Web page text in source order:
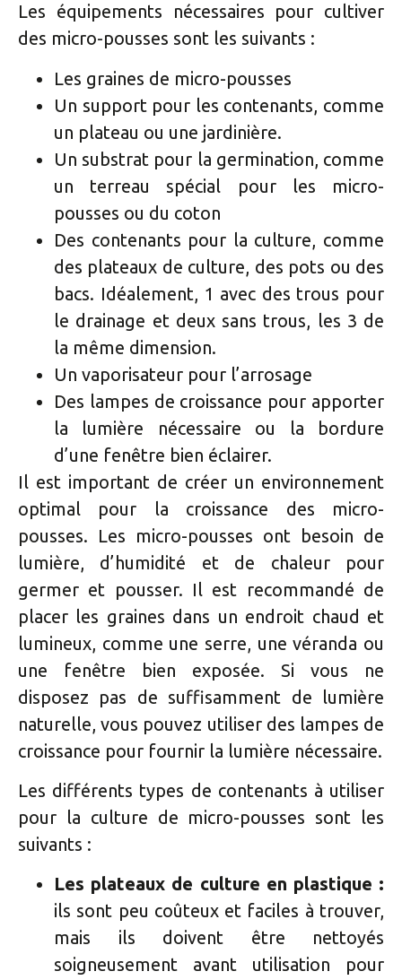
Les équipements nécessaires pour cultiver
des micro-pousses sont les suivants :
Les graines de micro-pousses
Un support pour les contenants, comme
un plateau ou une jardinière.
Un substrat pour la germination, comme
un terreau spécial pour les micro-
pousses ou du coton
Des contenants pour la culture, comme
des plateaux de culture, des pots ou des
bacs. Idéalement, 1 avec des trous pour
le drainage et deux sans trous, les 3 de
la même dimension.
Un vaporisateur pour l’arrosage
Des lampes de croissance pour apporter
la lumière nécessaire ou la bordure
d’une fenêtre bien éclairer.
Il est important de créer un environnement
optimal pour la croissance des micro-
pousses. Les micro-pousses ont besoin de
lumière, d’humidité et de chaleur pour
germer et pousser. Il est recommandé de
placer les graines dans un endroit chaud et
lumineux, comme une serre, une véranda ou
une fenêtre bien exposée. Si vous ne
disposez pas de suffisamment de lumière
naturelle, vous pouvez utiliser des lampes de
croissance pour fournir la lumière nécessaire.
Les différents types de contenants à utiliser
pour la culture de micro-pousses sont les
suivants :
Les plateaux de culture en plastique :
ils sont peu coûteux et faciles à trouver,
mais ils doivent être nettoyés
soigneusement avant utilisation pour